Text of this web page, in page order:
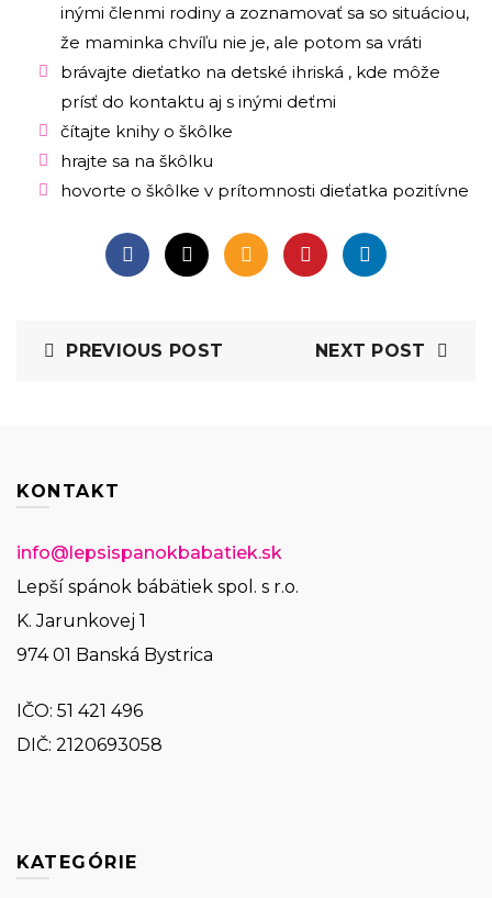
inými členmi rodiny a zoznamovať sa so situáciou,
že maminka chvíľu nie je, ale potom sa vráti
⁠brávajte dieťatko na detské ihriská , kde môže
prísť do kontaktu aj s inými deťmi
⁠čítajte knihy o škôlke
hrajte sa na škôlku
hovorte o škôlke v prítomnosti dieťatka pozitívne
PREVIOUS POST NEXT POST
KONTAKT
info@lepsispanokbabatiek.sk
Lepší spánok bábätiek spol. s r.o.
K. Jarunkovej 1
974 01 Banská Bystrica
IČO: 51 421 496
DIČ: 2120693058
KATEGÓRIE